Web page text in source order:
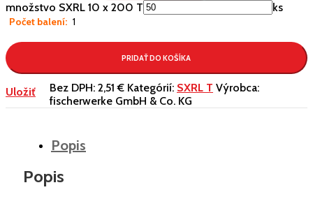
množstvo SXRL 10 x 200 T ks
Počet balení: 1
PRIDAŤ DO KOŠÍKA
Uložiť Bez DPH: 2,51 € Kategórií: SXRL T Výrobca:
fischerwerke GmbH & Co. KG
Popis
Popis